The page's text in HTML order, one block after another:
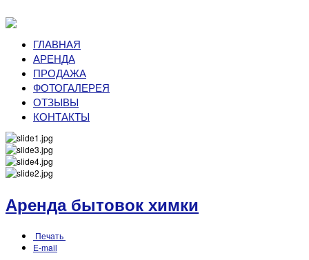
ГЛАВНАЯ
АРЕНДА
ПРОДАЖА
ФОТОГАЛЕРЕЯ
ОТЗЫВЫ
КОНТАКТЫ
Аренда бытовок химки
Печать
E-mail